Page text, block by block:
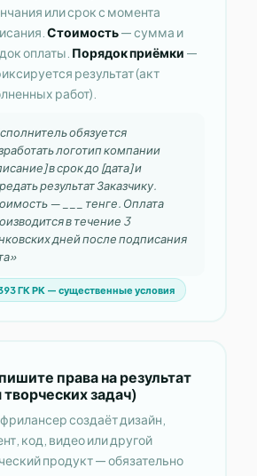
или срок с момента
Стоимость— сумма и
оплаты. Порядок приёмки —
результат (акт
работ).
обязуется
логотип компании
в срок до [дата] и
результат Заказчику.
— ___ тенге. Оплата
в течение 3
дней после подписания
ГК РК — существенные условия
права на результат
творческих задач)
создаёт дизайн,
код, видео или другой
продукт — обязательно